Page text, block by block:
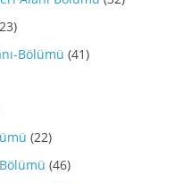
Bölümü (41)
(22)
(46)